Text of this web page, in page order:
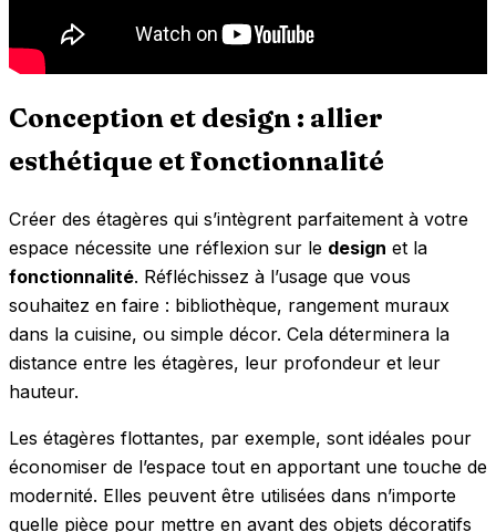
Conception et design : allier
esthétique et fonctionnalité
Créer des étagères qui s’intègrent parfaitement à votre
espace nécessite une réflexion sur le design et la
fonctionnalité. Réfléchissez à l’usage que vous
souhaitez en faire : bibliothèque, rangement muraux
dans la cuisine, ou simple décor. Cela déterminera la
distance entre les étagères, leur profondeur et leur
hauteur.
Les étagères flottantes, par exemple, sont idéales pour
économiser de l’espace tout en apportant une touche de
modernité. Elles peuvent être utilisées dans n’importe
quelle pièce pour mettre en avant des objets décoratifs